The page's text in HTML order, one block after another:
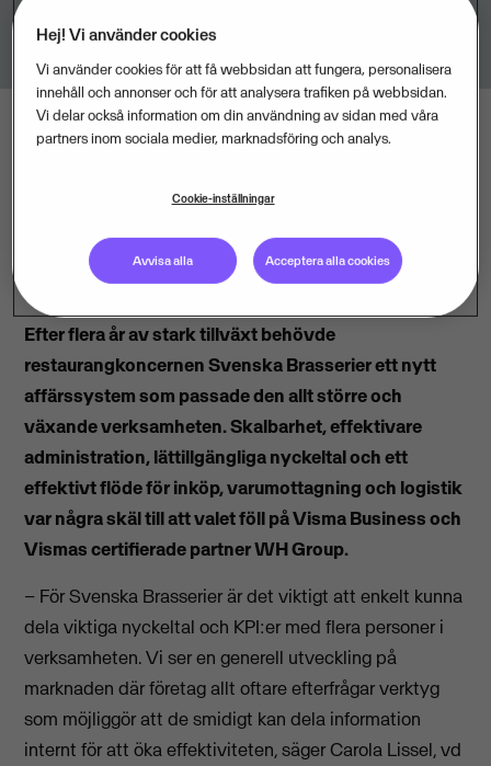
Efter flera år av stark tillväxt behövde
restaurangkoncernen Svenska Brasserier ett nytt
affärssystem som passade den allt större och
växande verksamheten. Skalbarhet, effektivare
administration, lättillgängliga nyckeltal och ett
effektivt flöde för inköp, varumottagning och logistik
var några skäl till att valet föll på Visma Business och
Vismas certifierade partner WH Group.
– För Svenska Brasserier är det viktigt att enkelt kunna
dela viktiga nyckeltal och KPI:er med flera personer i
verksamheten. Vi ser en generell utveckling på
marknaden där företag allt oftare efterfrågar verktyg
som möjliggör att de smidigt kan dela information
internt för att öka effektiviteten, säger Carola Lissel, vd
Hej! Vi använder cookies
Vi använder cookies för att få webbsidan att fungera, personalisera
innehåll och annonser och för att analysera trafiken på webbsidan.
Vi delar också information om din användning av sidan med våra
partners inom sociala medier, marknadsföring och analys.
Cookie-inställningar
Avvisa alla Acceptera alla cookies